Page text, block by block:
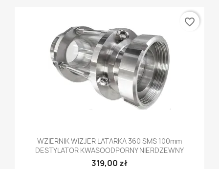
WZIERNIK WIZJER LATARKA 360 SMS 100mm
DESTYLATOR KWASOODPORNY NIERDZEWNY
319,00 zł
favorite_border